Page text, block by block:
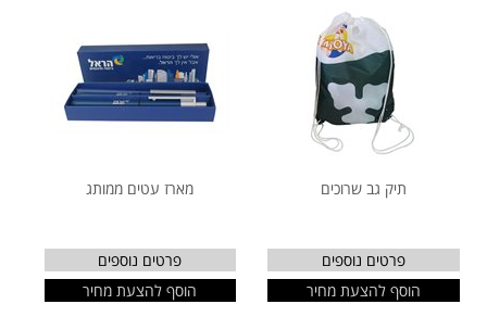
תיק גב שרוכים
פרטים נוספים
הוסף להצעת מחיר
מארז עטים ממותג
פרטים נוספים
הוסף להצעת מחיר